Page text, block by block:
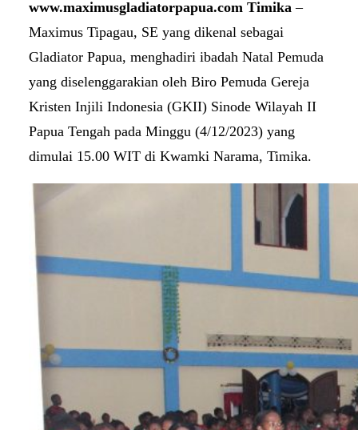
www.maximusgladiatorpapua.com Timika –
Maximus Tipagau, SE yang dikenal sebagai
Gladiator Papua, menghadiri ibadah Natal Pemuda
yang diselenggarakian oleh Biro Pemuda Gereja
Kristen Injili Indonesia (GKII) Sinode Wilayah II
Papua Tengah pada Minggu (4/12/2023) yang
dimulai 15.00 WIT di Kwamki Narama, Timika.